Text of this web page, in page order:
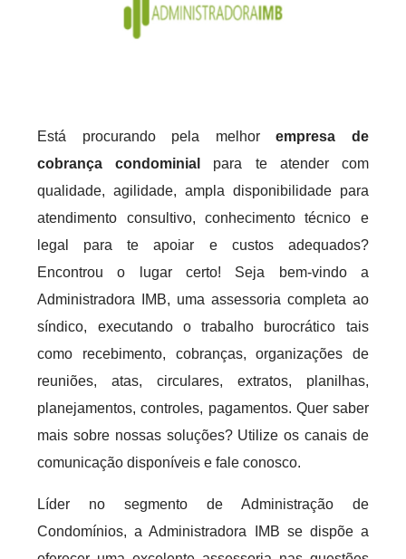
Está procurando pela melhorempresa de
cobrança condominial
para te atender com
qualidade, agilidade, ampla disponibilidade para
atendimento consultivo, conhecimento técnico e
legal para te apoiar e custos adequados?
Encontrou o lugar certo! Seja bem-vindo a
Administradora IMB, uma assessoria completa ao
síndico, executando o trabalho burocrático tais
como recebimento, cobranças, organizações de
reuniões, atas, circulares, extratos, planilhas,
planejamentos, controles, pagamentos. Quer saber
mais sobre nossas soluções? Utilize os canais de
comunicação disponíveis e fale conosco.
Líder no segmento de Administração de
Condomínios, a Administradora IMB se dispõe a